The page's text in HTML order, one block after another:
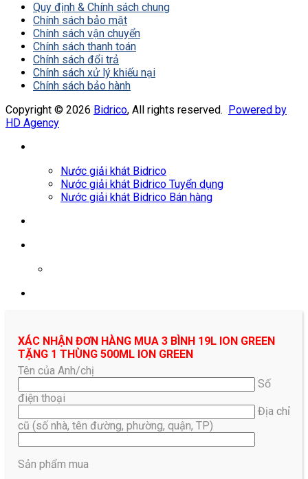
Quy định & Chính sách chung
Chính sách bảo mật
Chính sách vận chuyển
Chính sách thanh toán
Chính sách đổi trả
Chính sách xử lý khiếu nại
Chính sách bảo hành
Copyright © 2026 Bidrico, All rights reserved.
Powered by
HD Agency
Nước giải khát Bidrico
Nước giải khát Bidrico Tuyển dụng
Nước giải khát Bidrico Bán hàng
XÁC NHẬN ĐƠN HÀNG MUA 3 BÌNH 19L ION GREEN
TẶNG 1 THÙNG 500ML ION GREEN
Tên của Anh/chị
Số
điện thoại
Địa chỉ
cũ (số nhà, tên đường, phường, quận, TP)
Sản phẩm mua